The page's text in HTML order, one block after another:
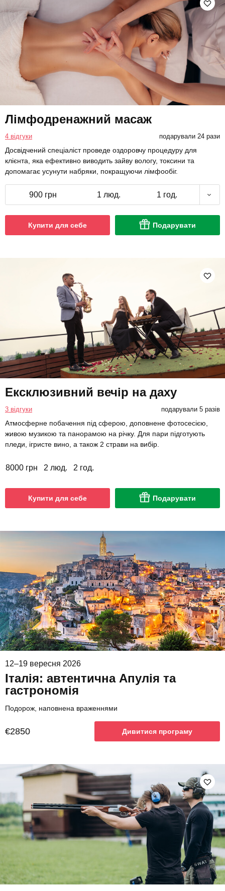
Лімфодренажний масаж
4 відгуки подарували 24 рази
Досвідчений спеціаліст проведе оздоровчу процедуру для
клієнта, яка ефективно виводить зайву вологу, токсини та
допомагає усунути набряки, покращуючи лімфообіг.
900 грн 1 люд. 1 год.
Купити для себе Подарувати
Ексклюзивний вечір на даху
3 відгуки подарували 5 разів
Атмосферне побачення під сферою, доповнене фотосесією,
живою музикою та панорамою на річку. Для пари підготують
пледи, ігристе вино, а також 2 страви на вибір.
8000 грн 2 люд. 2 год.
Купити для себе Подарувати
12–19 вересня 2026
Італія: автентична Апулія та
гастрономія
Подорож, наповнена враженнями
€2850 Дивитися програму